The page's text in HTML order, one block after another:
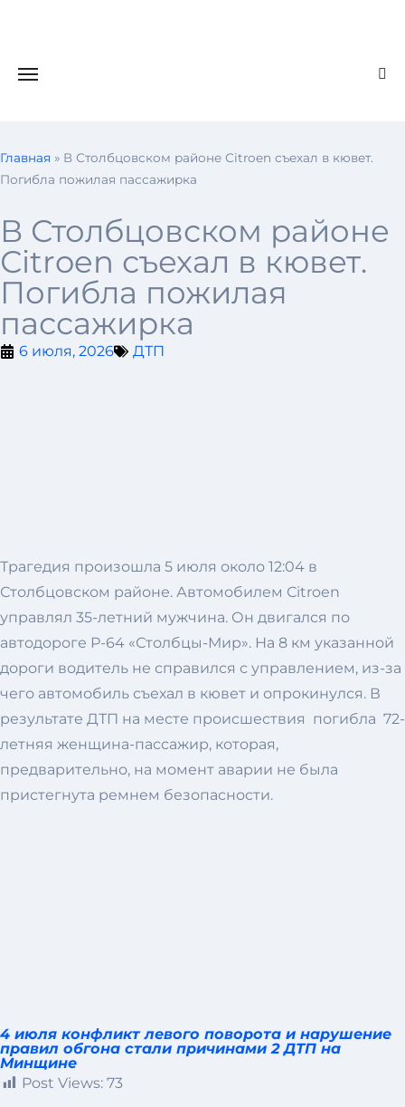
Главная » В Столбцовском районе Сitroen съехал в кювет.
Погибла пожилая пассажирка
В Столбцовском районе
Сitroen съехал в кювет.
Погибла пожилая
пассажирка
6 июля, 2026 ДТП
Трагедия произошла 5 июля около 12:04 в
Столбцовском районе. Автомобилем Сitroen
управлял 35-летний мужчина. Он двигался по
автодороге Р-64 «Столбцы-Мир». На 8 км указанной
дороги водитель не справился с управлением, из-за
чего автомобиль съехал в кювет и опрокинулся. В
результате ДТП на месте происшествия погибла 72-
летняя женщина-пассажир, которая,
предварительно, на момент аварии не была
пристегнута ремнем безопасности.
4 июля конфликт левого поворота и нарушение
правил обгона стали причинами 2 ДТП на
Минщине
Post Views: 73